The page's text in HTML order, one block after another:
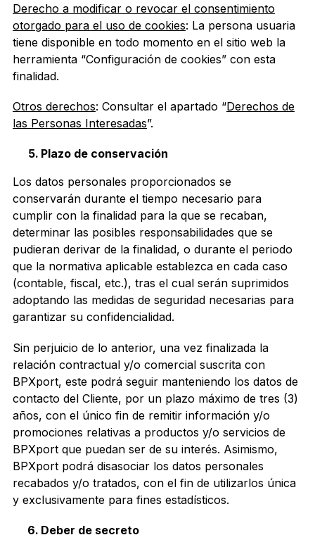
Derecho a modificar o revocar el consentimiento
otorgado para el uso de cookies: La persona usuaria
tiene disponible en todo momento en el sitio web la
herramienta “Configuración de cookies” con esta
finalidad.
Otros derechos: Consultar el apartado “Derechos de
las Personas Interesadas”.
Plazo de conservación
Los datos personales proporcionados se
conservarán durante el tiempo necesario para
cumplir con la finalidad para la que se recaban,
determinar las posibles responsabilidades que se
pudieran derivar de la finalidad, o durante el periodo
que la normativa aplicable establezca en cada caso
(contable, fiscal, etc.), tras el cual serán suprimidos
adoptando las medidas de seguridad necesarias para
garantizar su confidencialidad.
Sin perjuicio de lo anterior, una vez finalizada la
relación contractual y/o comercial suscrita con
BPXport, este podrá seguir manteniendo los datos de
contacto del Cliente, por un plazo máximo de tres (3)
años, con el único fin de remitir información y/o
promociones relativas a productos y/o servicios de
BPXport que puedan ser de su interés. Asimismo,
BPXport podrá disasociar los datos personales
recabados y/o tratados, con el fin de utilizarlos única
y exclusivamente para fines estadísticos.
Deber de secreto